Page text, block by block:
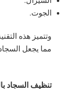
الجوت.
وتتميز هذه
مما يجعل
تنظيف السجاد